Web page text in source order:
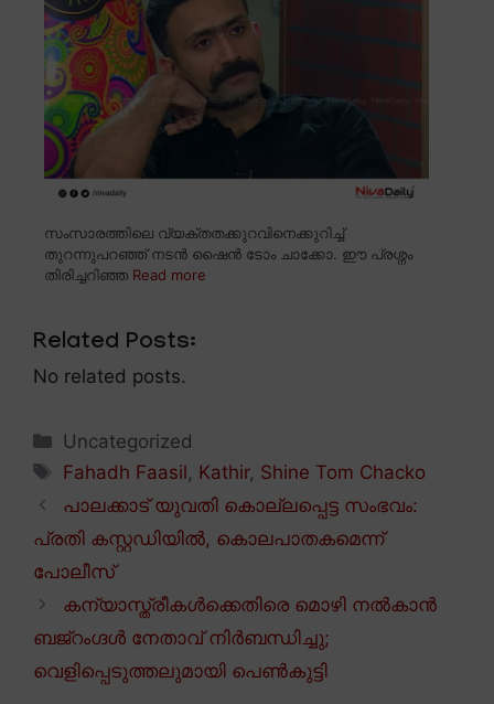
സംസാരത്തിലെ വ്യക്തതക്കുറവിനെക്കുറിച്ച്
തുറന്നുപറഞ്ഞ് നടൻ ഷൈൻ ടോം ചാക്കോ. ഈ പ്രശ്നം
തിരിച്ചറിഞ്ഞ Read more
Related Posts:
No related posts.
Categories
Uncategorized
Tags
Fahadh Faasil, Kathir, Shine Tom Chacko
പാലക്കാട് യുവതി കൊല്ലപ്പെട്ട സംഭവം:
പ്രതി കസ്റ്റഡിയിൽ, കൊലപാതകമെന്ന്
പോലീസ്
കന്യാസ്ത്രീകൾക്കെതിരെ മൊഴി നൽകാൻ
ബജ്റംഗ്ദൾ നേതാവ് നിർബന്ധിച്ചു;
വെളിപ്പെടുത്തലുമായി പെൺകുട്ടി